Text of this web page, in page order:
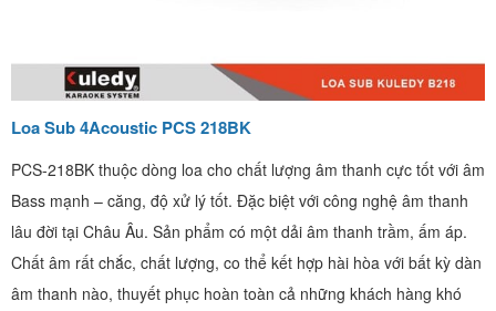
Loa Sub 4Acoustic PCS 218BK
PCS-218BK thuộc dòng loa cho chất lượng âm thanh cực tốt với âm
Bass mạnh – căng, độ xử lý tốt. Đặc biệt với công nghệ âm thanh
lâu đời tại Châu Âu. Sản phẩm có một dải âm thanh trầm, ấm áp.
Chất âm rất chắc, chất lượng, co thể kết hợp hài hòa với bất kỳ dàn
âm thanh nào, thuyết phục hoàn toàn cả những khách hàng khó